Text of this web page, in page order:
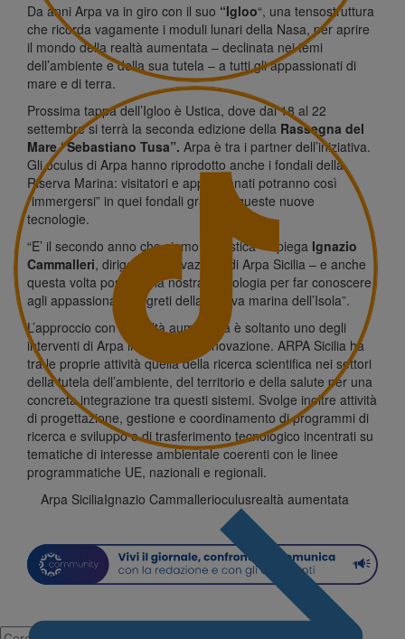
Da anni Arpa va in giro con il suo “Igloo“, una tensostruttura
che ricorda vagamente i moduli lunari della Nasa, per aprire
il mondo della realtà aumentata – declinata nei temi
dell’ambiente e della sua tutela – a tutti gli appassionati di
mare e di terra.
Prossima tappa dell’Igloo è Ustica, dove dal 18 al 22
settembre si terrà la seconda edizione della Rassegna del
Mare “Sebastiano Tusa”. Arpa è tra i partner dell’iniziativa.
Gli oculus di Arpa hanno riprodotto anche i fondali della
Riserva Marina: visitatori e appassionati potranno così
“immergersi” in quei fondali grazie a queste nuove
tecnologie.
“E’ il secondo anno che siamo ad Ustica – spiega Ignazio
Cammalleri, dirigente Innovazione di Arpa Sicilia – e anche
questa volta portiamo la nostra tecnologia per far conoscere
agli appassionati i segreti della riserva marina dell’Isola”.
L’approccio con la realtà aumentata è soltanto uno degli
interventi di Arpa in materia di innovazione. ARPA Sicilia ha
tra le proprie attività quella della ricerca scientifica nei settori
della tutela dell’ambiente, del territorio e della salute per una
concreta integrazione tra questi sistemi. Svolge inoltre attività
di progettazione, gestione e coordinamento di programmi di
ricerca e sviluppo e di trasferimento tecnologico incentrati su
tematiche di interesse ambientale coerenti con le linee
programmatiche UE, nazionali e regionali.
Arpa SiciliaIgnazio Cammallerioculusrealtà aumentata